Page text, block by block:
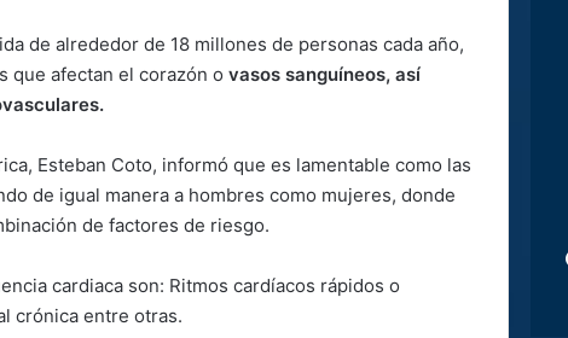
de alrededor de 18 millones de personas cada año,
que afectan el corazón o vasos sanguíneos, así
Esteban Coto, informó que es lamentable como las
de igual manera a hombres como mujeres, donde
de factores de riesgo.
cardiaca son: Ritmos cardíacos rápidos o
crónica entre otras.